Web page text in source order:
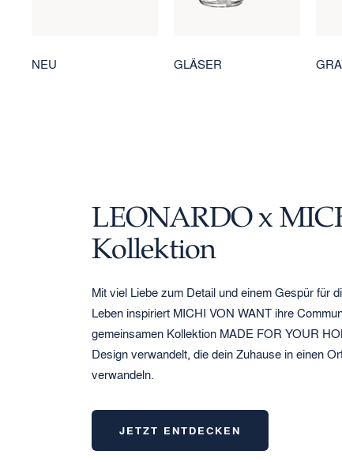
NEU GLÄSER
LEONARDO x
Kollektion
Mit viel Liebe zum Detail und einem Gespür für
Leben inspiriert MICHI VON WANT ihre
gemeinsamen Kollektion MADE FOR YOUR
Design verwandelt, die dein Zuhause in einen
verwandeln.
JETZT ENTDECKEN